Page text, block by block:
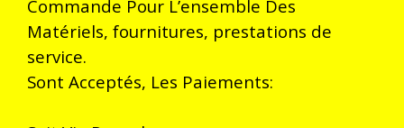
Commande Pour L’ensemble Des
Matériels, fournitures, prestations de
service.
Sont Acceptés, Les Paiements: